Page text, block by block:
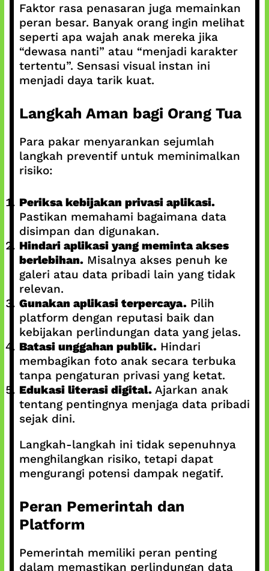
Faktor rasa penasaran juga memainkan
peran besar. Banyak orang ingin melihat
seperti apa wajah anak mereka jika
“dewasa nanti” atau “menjadi karakter
tertentu”. Sensasi visual instan ini
menjadi daya tarik kuat.
Langkah Aman bagi Orang Tua
Para pakar menyarankan sejumlah
langkah preventif untuk meminimalkan
risiko:
Periksa kebijakan privasi aplikasi.
Pastikan memahami bagaimana data
disimpan dan digunakan.
Hindari aplikasi yang meminta akses
berlebihan.Misalnya akses penuh ke
galeri atau data pribadi lain yang tidak
relevan.
Gunakan aplikasi terpercaya.Pilih
platform dengan reputasi baik dan
kebijakan perlindungan data yang jelas.
Batasi unggahan publik.Hindari
membagikan foto anak secara terbuka
tanpa pengaturan privasi yang ketat.
Edukasi literasi digital.Ajarkan anak
tentang pentingnya menjaga data pribadi
sejak dini.
Langkah-langkah ini tidak sepenuhnya
menghilangkan risiko, tetapi dapat
mengurangi potensi dampak negatif.
Peran Pemerintah dan
Platform
Pemerintah memiliki peran penting
dalam memastikan perlindungan data